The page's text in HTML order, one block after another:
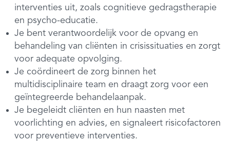
interventies uit, zoals cognitieve gedragstherapie
en psycho-educatie.
Je bent verantwoordelijk voor de opvang en
behandeling van cliënten in crisissituaties en zorgt
voor adequate opvolging.
Je coördineert de zorg binnen het
multidisciplinaire team en draagt zorg voor een
geïntegreerde behandelaanpak.
Je begeleidt cliënten en hun naasten met
voorlichting en advies, en signaleert risicofactoren
voor preventieve interventies.